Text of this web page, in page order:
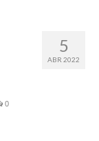
5
ABR 2022
0